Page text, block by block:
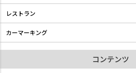
レストラン
カーマーキング
コンテンツ